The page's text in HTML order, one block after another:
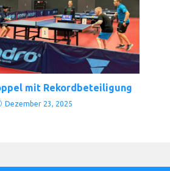
mit Rekordbeteiligung
Dezember 23, 2025